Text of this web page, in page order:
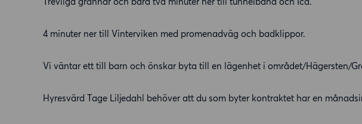
4 minuter ner till Vinterviken med promenadväg och badklippor.
Vi väntar ett till barn och önskar byta till en lägenhet i området/Hägersten/
Hyresvärd Tage Liljedahl behöver att du som byter kontraktet har en